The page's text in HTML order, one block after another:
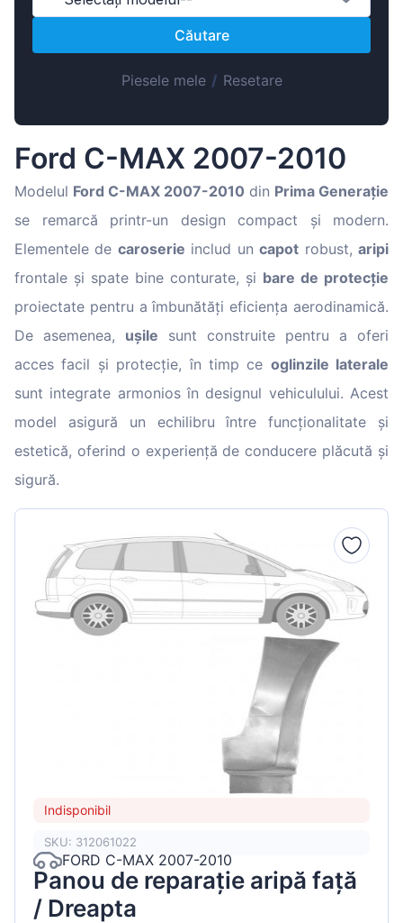
Lietuvių
Slovenian
Latvian
Slovenčina
Căutare
Piesele mele/ Resetare
Ford C-MAX 2007-2010
Modelul Ford C-MAX 2007-2010 din Prima Generație
se remarcă printr-un design compact și modern.
Elementele de caroserie includ uncapot robust,aripi
frontale și spate bine conturate, și bare de protecție
proiectate pentru a îmbunătăți eficiența aerodinamică.
De asemenea, ușile sunt construite pentru a oferi
acces facil și protecție, în timp ce oglinzile laterale
sunt integrate armonios în designul vehiculului. Acest
model asigură un echilibru între funcționalitate și
estetică, oferind o experiență de conducere plăcută și
sigură.
Indisponibil
SKU: 312061022
FORD C-MAX 2007-2010
Panou de reparație aripă față
/ Dreapta